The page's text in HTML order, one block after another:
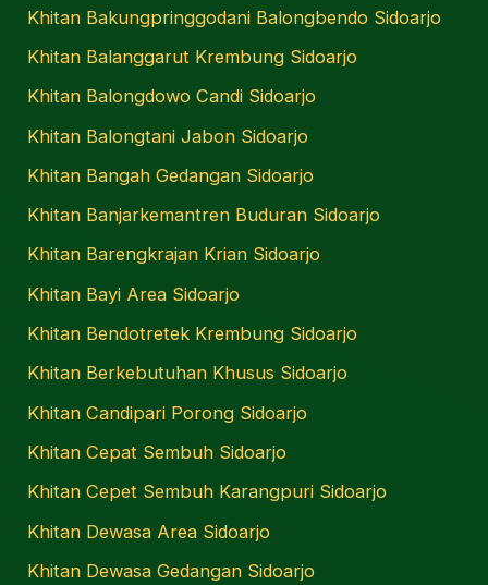
Khitan Bakungpringgodani Balongbendo Sidoarjo
Khitan Balanggarut Krembung Sidoarjo
Khitan Balongdowo Candi Sidoarjo
Khitan Balongtani Jabon Sidoarjo
Khitan Bangah Gedangan Sidoarjo
Khitan Banjarkemantren Buduran Sidoarjo
Khitan Barengkrajan Krian Sidoarjo
Khitan Bayi Area Sidoarjo
Khitan Bendotretek Krembung Sidoarjo
Khitan Berkebutuhan Khusus Sidoarjo
Khitan Candipari Porong Sidoarjo
Khitan Cepat Sembuh Sidoarjo
Khitan Cepet Sembuh Karangpuri Sidoarjo
Khitan Dewasa Area Sidoarjo
Khitan Dewasa Gedangan Sidoarjo